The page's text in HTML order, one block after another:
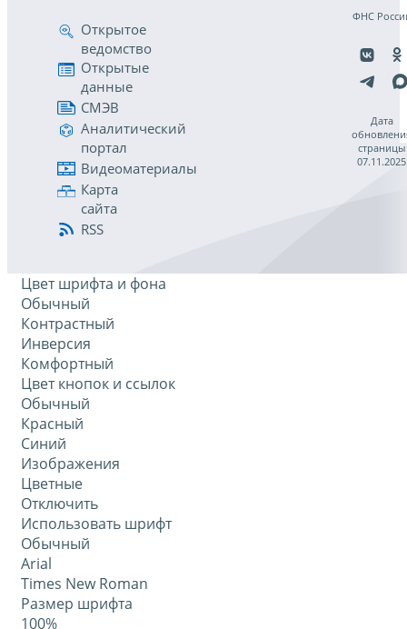
Открытое
ведомство
Открытые
данные
СМЭВ
Аналитический
портал
Видеоматериалы
Карта
сайта
RSS
ФНС
Дата
страницы
07.11.2025
Цвет шрифта и фона
Обычный
Контрастный
Инверсия
Комфортный
Цвет кнопок и ссылок
Обычный
Красный
Синий
Изображения
Цветные
Отключить
Использовать шрифт
Обычный
Arial
Times New Roman
Размер шрифта
100%